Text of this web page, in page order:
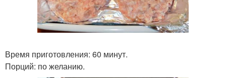
Время приготовления: 60 минут.
Порций: по желанию.